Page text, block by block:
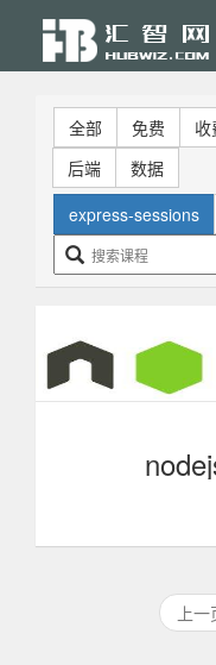
全部 免费 收
后端
数据
express-sessions
nodejs框架
express基础，同时上一